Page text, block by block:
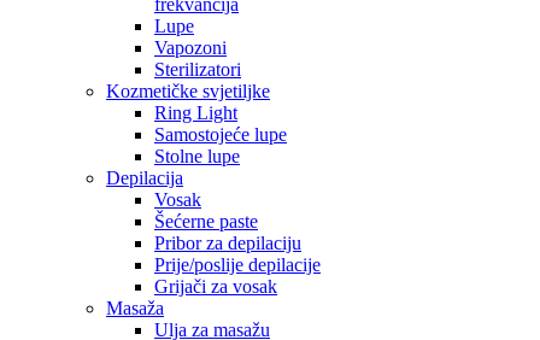
frekvancija
Lupe
Vapozoni
Sterilizatori
Kozmetičke svjetiljke
Ring Light
Samostojeće lupe
Stolne lupe
Depilacija
Vosak
Šećerne paste
Pribor za depilaciju
Prije/poslije depilacije
Grijači za vosak
Masaža
Ulja za masažu